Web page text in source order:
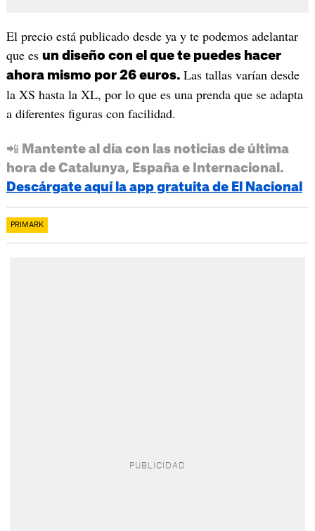
El precio está publicado desde ya y te podemos adelantar
que es un diseño con el que te puedes hacer
ahora mismo por 26 euros. Las tallas varían desde
la XS hasta la XL, por lo que es una prenda que se adapta
a diferentes figuras con facilidad.
📲 Mantente al día con las noticias de última
hora de Catalunya, España e Internacional.
Descárgate aquí la app gratuita de El Nacional
PRIMARK